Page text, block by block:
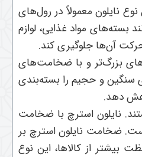
نایلون معمولاً در رول‌های
بسته‌های مواد غذایی، لوازم
آن‌ها جلوگیری کند.
بزرگ‌تر و با ضخامت‌های
سنگین و حجیم را بسته‌بندی
دهد.
نایلون استرچ با ضخامت
ضخامت نایلون استرچ بر
بیشتر از کالاها، این نوع